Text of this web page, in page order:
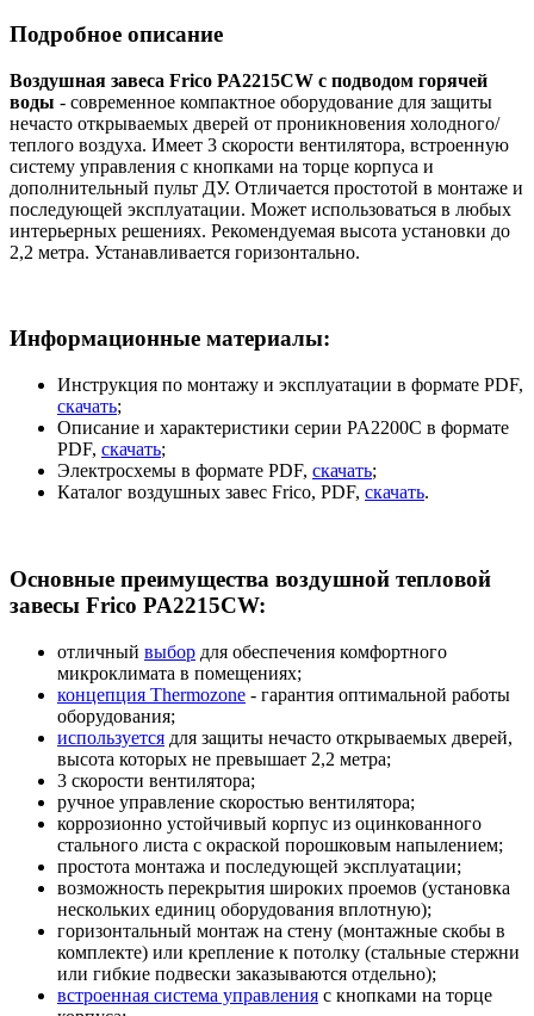
Подробное описание
Воздушная завеса Frico PA2215CW с подводом горячей
воды - современное компактное оборудование для защиты
нечасто открываемых дверей от проникновения холодного/
теплого воздуха. Имеет 3 скорости вентилятора, встроенную
систему управления с кнопками на торце корпуса и
дополнительный пульт ДУ. Отличается простотой в монтаже и
последующей эксплуатации. Может использоваться в любых
интерьерных решениях. Рекомендуемая высота установки до
2,2 метра. Устанавливается горизонтально.
Информационные материалы:
Инструкция по монтажу и эксплуатации в формате PDF,
скачать;
Описание и характеристики серии PA2200C в формате
PDF, скачать;
Электросхемы в формате PDF, скачать;
Каталог воздушных завес Frico, PDF, скачать.
Основные преимущества воздушной тепловой
завесы Frico PA2215CW:
отличный выбор для обеспечения комфортного
микроклимата в помещениях;
концепция Thermozone - гарантия оптимальной работы
оборудования;
используется для защиты нечасто открываемых дверей,
высота которых не превышает 2,2 метра;
3 скорости вентилятора;
ручное управление скоростью вентилятора;
коррозионно устойчивый корпус из оцинкованного
стального листа с окраской порошковым напылением;
простота монтажа и последующей эксплуатации;
возможность перекрытия широких проемов (установка
нескольких единиц оборудования вплотную);
горизонтальный монтаж на стену (монтажные скобы в
комплекте) или крепление к потолку (стальные стержни
или гибкие подвески заказываются отдельно);
встроенная система управления с кнопками на торце